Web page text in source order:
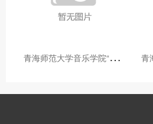
青
海师范大学音乐学院“青舞华章”本科舞蹈专业中期汇报圆满落幕